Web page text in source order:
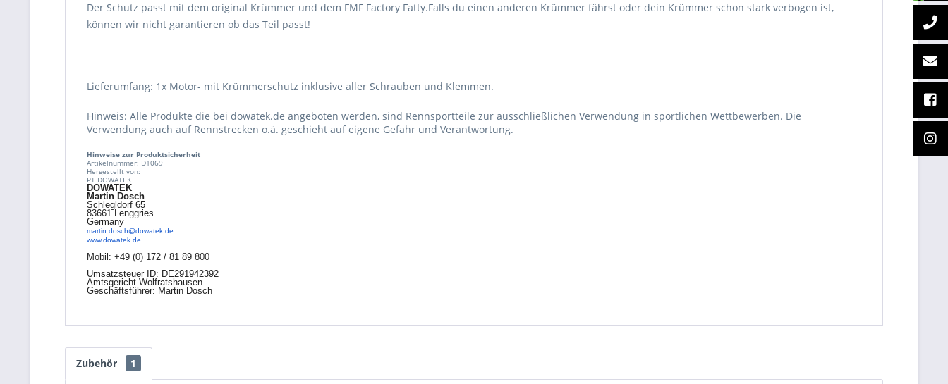
Der Schutz passt mit dem original Krümmer und dem FMF Factory Fatty.Falls du einen anderen Krümmer fährst oder dein Krümmer schon stark verbogen ist,
können wir nicht garantieren ob das Teil passt!
Lieferumfang: 1x Motor- mit Krümmerschutz inklusive aller Schrauben und Klemmen.
Hinweis: Alle Produkte die bei dowatek.de angeboten werden, sind Rennsportteile zur ausschließlichen Verwendung in sportlichen Wettbewerben. Die
Verwendung auch auf Rennstrecken o.ä. geschieht auf eigene Gefahr und Verantwortung.
Hinweise zur Produktsicherheit
Artikelnummer: D1069
Hergestellt von:
PT DOWATEK
DOWATEK
Martin Dosch
Schlegldorf 65
83661 Lenggries
Germany
martin.dosch@dowatek.de
www.dowatek.de
Mobil: +49 (0) 172 / 81 89 800
Umsatzsteuer ID: DE291942392
Amtsgericht Wolfratshausen
Geschäftsführer: Martin Dosch
Zubehör 1